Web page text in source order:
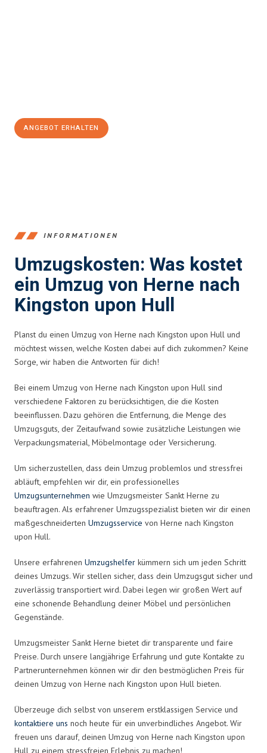
ANGEBOT ERHALTEN
INFORMATIONEN
Umzugskosten: Was kostet
ein Umzug von Herne nach
Kingston upon Hull
Planst du einen Umzug von Herne nach Kingston upon Hull und
möchtest wissen, welche Kosten dabei auf dich zukommen? Keine
Sorge, wir haben die Antworten für dich!
Bei einem Umzug von Herne nach Kingston upon Hull sind
verschiedene Faktoren zu berücksichtigen, die die Kosten
beeinflussen. Dazu gehören die Entfernung, die Menge des
Umzugsguts, der Zeitaufwand sowie zusätzliche Leistungen wie
Verpackungsmaterial, Möbelmontage oder Versicherung.
Um sicherzustellen, dass dein Umzug problemlos und stressfrei
abläuft, empfehlen wir dir, ein professionelles
Umzugsunternehmen wie Umzugsmeister Sankt Herne zu
beauftragen. Als erfahrener Umzugsspezialist bieten wir dir einen
maßgeschneiderten Umzugsservice von Herne nach Kingston
upon Hull.
Unsere erfahrenen Umzugshelfer kümmern sich um jeden Schritt
deines Umzugs. Wir stellen sicher, dass dein Umzugsgut sicher und
zuverlässig transportiert wird. Dabei legen wir großen Wert auf
eine schonende Behandlung deiner Möbel und persönlichen
Gegenstände.
Umzugsmeister Sankt Herne bietet dir transparente und faire
Preise. Durch unsere langjährige Erfahrung und gute Kontakte zu
Partnerunternehmen können wir dir den bestmöglichen Preis für
deinen Umzug von Herne nach Kingston upon Hull bieten.
Überzeuge dich selbst von unserem erstklassigen Service und
kontaktiere uns noch heute für ein unverbindliches Angebot. Wir
freuen uns darauf, deinen Umzug von Herne nach Kingston upon
Hull zu einem stressfreien Erlebnis zu machen!